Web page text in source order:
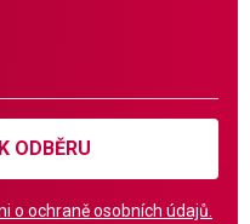
ODBĚRU
o ochraně osobních údajů.